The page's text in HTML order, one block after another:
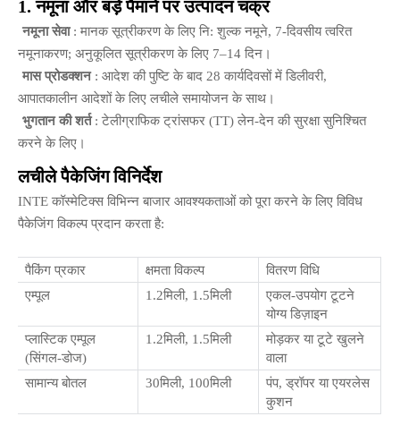
1. नमूना और बड़े पैमाने पर उत्पादन चक्र
नमूना सेवा : मानक सूत्रीकरण के लिए नि: शुल्क नमूने, 7-दिवसीय त्वरित
नमूनाकरण; अनुकूलित सूत्रीकरण के लिए 7–14 दिन।
मास प्रोडक्शन : आदेश की पुष्टि के बाद 28 कार्यदिवसों में डिलीवरी,
आपातकालीन आदेशों के लिए लचीले समायोजन के साथ।
भुगतान की शर्त: टेलीग्राफिक ट्रांसफर (TT) लेन-देन की सुरक्षा सुनिश्चित
करने के लिए।
लचीले पैकेजिंग विनिर्देश
INTE कॉस्मेटिक्स विभिन्न बाजार आवश्यकताओं को पूरा करने के लिए विविध
पैकेजिंग विकल्प प्रदान करता है:
पैकिंग प्रकार क्षमता विकल्प
वितरण विधि
एम्पूल
1.2मिली, 1.5मिली
एकल-उपयोग टूटने
योग्य डिज़ाइन
प्लास्टिक एम्पूल
(सिंगल-डोज)
1.2मिली, 1.5मिली
मोड़कर या टूटे खुलने
वाला
सामान्य बोतल
30मिली, 100मिली
पंप, ड्रॉपर या एयरलेस
कुशन